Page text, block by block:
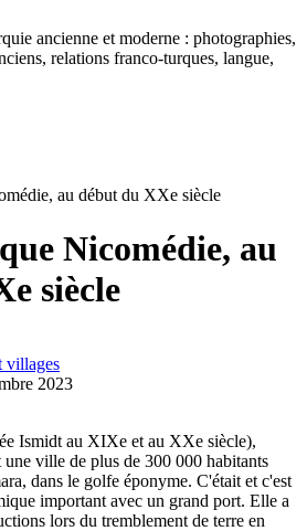
ancienne et moderne : photographies,
relations franco-turques, langue,
au début du XXe siècle
Nicomédie, au
siècle
villages
2023
Ismidt au XIXe et au XXe siècle),
une ville de plus de 300 000 habitants
dans le golfe éponyme. C'était et c'est
important avec un grand port. Elle a
lors du tremblement de terre en